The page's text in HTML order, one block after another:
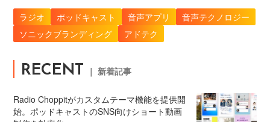
ラジオ ポッドキャスト 音声アプリ
音声テクノロジー
ソニックブランディング
アドテク
RECENT ｜ 新着記事
Radio Choppitがカスタムテーマ機能を提供開
始。ポッドキャストのSNS向けショート動画